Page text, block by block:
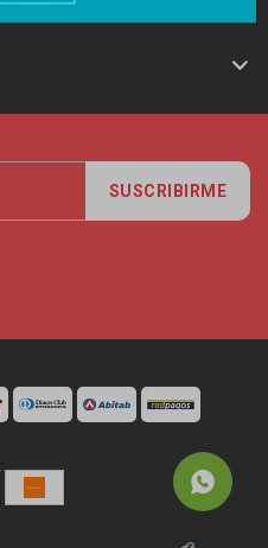
SUSCRIBIRME